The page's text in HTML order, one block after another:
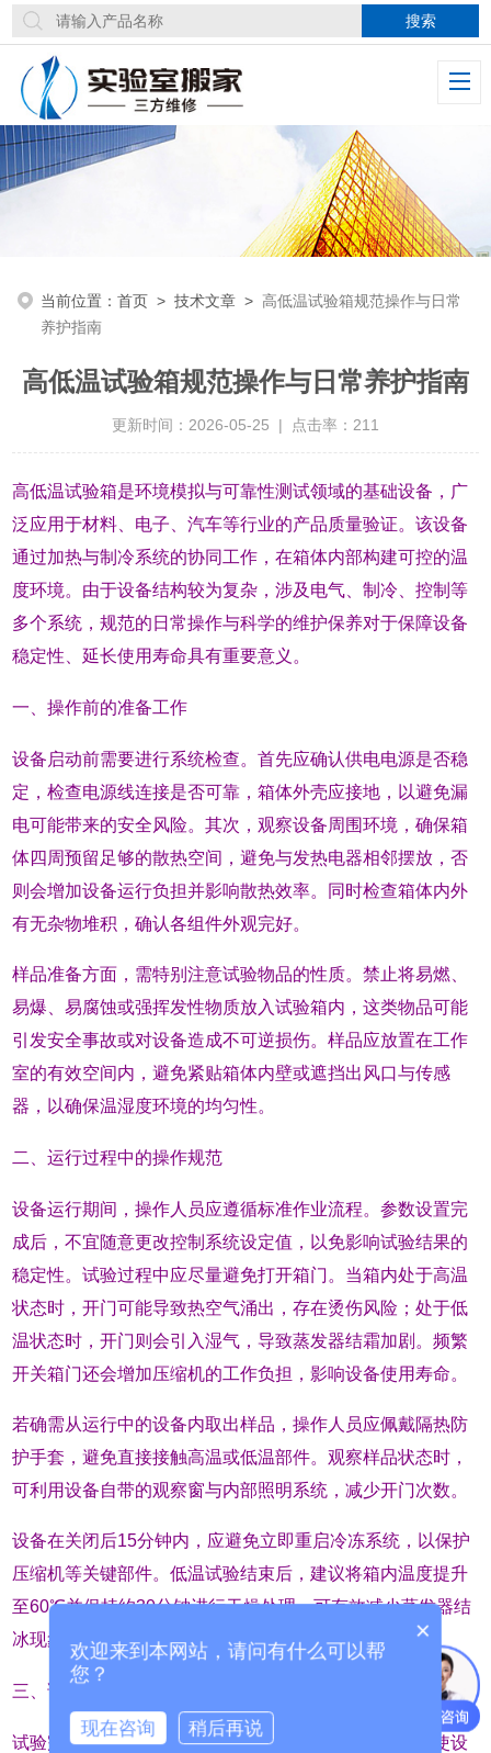
当前位置：首页 >技术文章 > 高低温试验箱规范操作与日常
养护指南
高低温试验箱规范操作与日常养护指南
更新时间：2026-05-25 | 点击率：211
高低温试验箱是环境模拟与可靠性测试领域的基础设备，广
泛应用于材料、电子、汽车等行业的产品质量验证。该设备
通过加热与制冷系统的协同工作，在箱体内部构建可控的温
度环境。由于设备结构较为复杂，涉及电气、制冷、控制等
多个系统，规范的日常操作与科学的维护保养对于保障设备
稳定性、延长使用寿命具有重要意义。
一、操作前的准备工作
设备启动前需要进行系统检查。首先应确认供电电源是否稳
定，检查电源线连接是否可靠，箱体外壳应接地，以避免漏
电可能带来的安全风险。其次，观察设备周围环境，确保箱
体四周预留足够的散热空间，避免与发热电器相邻摆放，否
则会增加设备运行负担并影响散热效率。同时检查箱体内外
有无杂物堆积，确认各组件外观完好。
样品准备方面，需特别注意试验物品的性质。禁止将易燃、
易爆、易腐蚀或强挥发性物质放入试验箱内，这类物品可能
引发安全事故或对设备造成不可逆损伤。样品应放置在工作
室的有效空间内，避免紧贴箱体内壁或遮挡出风口与传感
器，以确保温湿度环境的均匀性。
二、运行过程中的操作规范
设备运行期间，操作人员应遵循标准作业流程。参数设置完
成后，不宜随意更改控制系统设定值，以免影响试验结果的
稳定性。试验过程中应尽量避免打开箱门。当箱内处于高温
状态时，开门可能导致热空气涌出，存在烫伤风险；处于低
温状态时，开门则会引入湿气，导致蒸发器结霜加剧。频繁
开关箱门还会增加压缩机的工作负担，影响设备使用寿命。
若确需从运行中的设备内取出样品，操作人员应佩戴隔热防
护手套，避免直接接触高温或低温部件。观察样品状态时，
可利用设备自带的观察窗与内部照明系统，减少开门次数。
设备在关闭后15分钟内，应避免立即重启冷冻系统，以保护
压缩机等关键部件。低温试验结束后，建议将箱内温度提升
至60℃并保持约30分钟进行干燥处理，可有效减少蒸发器结
冰现象，保障后续试验的稳定性。
三、试验结束后的处理流程
试验完成后，应先关闭控制系统，再切断总电源开关，使设
×
欢迎来到本网站，请问有什么可以帮
您？
现在咨询 稍后再说